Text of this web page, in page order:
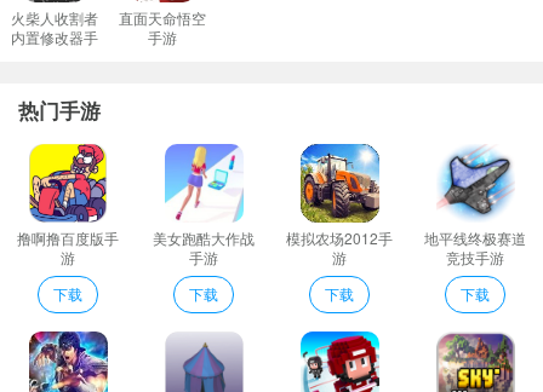
1、通过地图选择最佳路径使用机器人的不同功能优化路线。
2、类型多样的机甲角色玩家可以自由选择会给你带来全新对战体验
3、你需要消灭入侵地球的敌人保护这颗星球维护人类世界的和平。
4、玩家需要充分要利用好不同的形态这样我们才能够轻松的解决不
同的战斗。
城市机场货机3D编辑心得
流畅的豪华车控制为控制运动在d停车游戏。
不断升级自己的机甲学习更多对战技能让角色拥有更强战力完成更
多挑战任务。
玩家需要进行更多的飞行来赚钱各种航班的规划玩家在游戏里面能
轻松的赚钱。
火柴人收割者
内置修改器手
直面天命悟空
手游
热门手游
撸啊撸百度版手
游
下载
美女跑酷大作战
手游
下载
模拟农场2012手
游
下载
地平线终极赛道
竞技手游
下载